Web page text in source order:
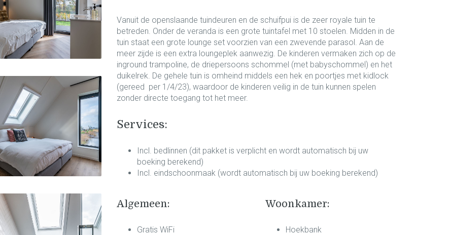
Vanuit de openslaande tuindeuren en de schuifpui is de zeer royale tuin te
betreden. Onder de veranda is een grote tuintafel met 10 stoelen. Midden in de
tuin staat een grote lounge set voorzien van een zwevende parasol. Aan de
meer zijde is een extra loungeplek aanwezig. De kinderen vermaken zich op de
inground trampoline, de driepersoons schommel (met babyschommel) en het
duikelrek. De gehele tuin is omheind middels een hek en poortjes met kidlock
(gereed per 1/4/23), waardoor de kinderen veilig in de tuin kunnen spelen
zonder directe toegang tot het meer.
Services:
Incl. bedlinnen (dit pakket is verplicht en wordt automatisch bij uw
boeking berekend)
Incl. eindschoonmaak (wordt automatisch bij uw boeking berekend)
Algemeen:
Gratis WiFi
Woonkamer:
Hoekbank